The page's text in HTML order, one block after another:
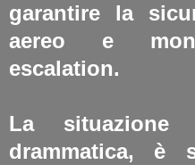
garantire la
aereo e
escalation.
La
drammatica, è